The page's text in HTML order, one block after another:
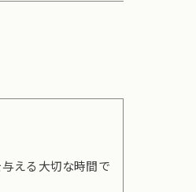
える大切な時間で